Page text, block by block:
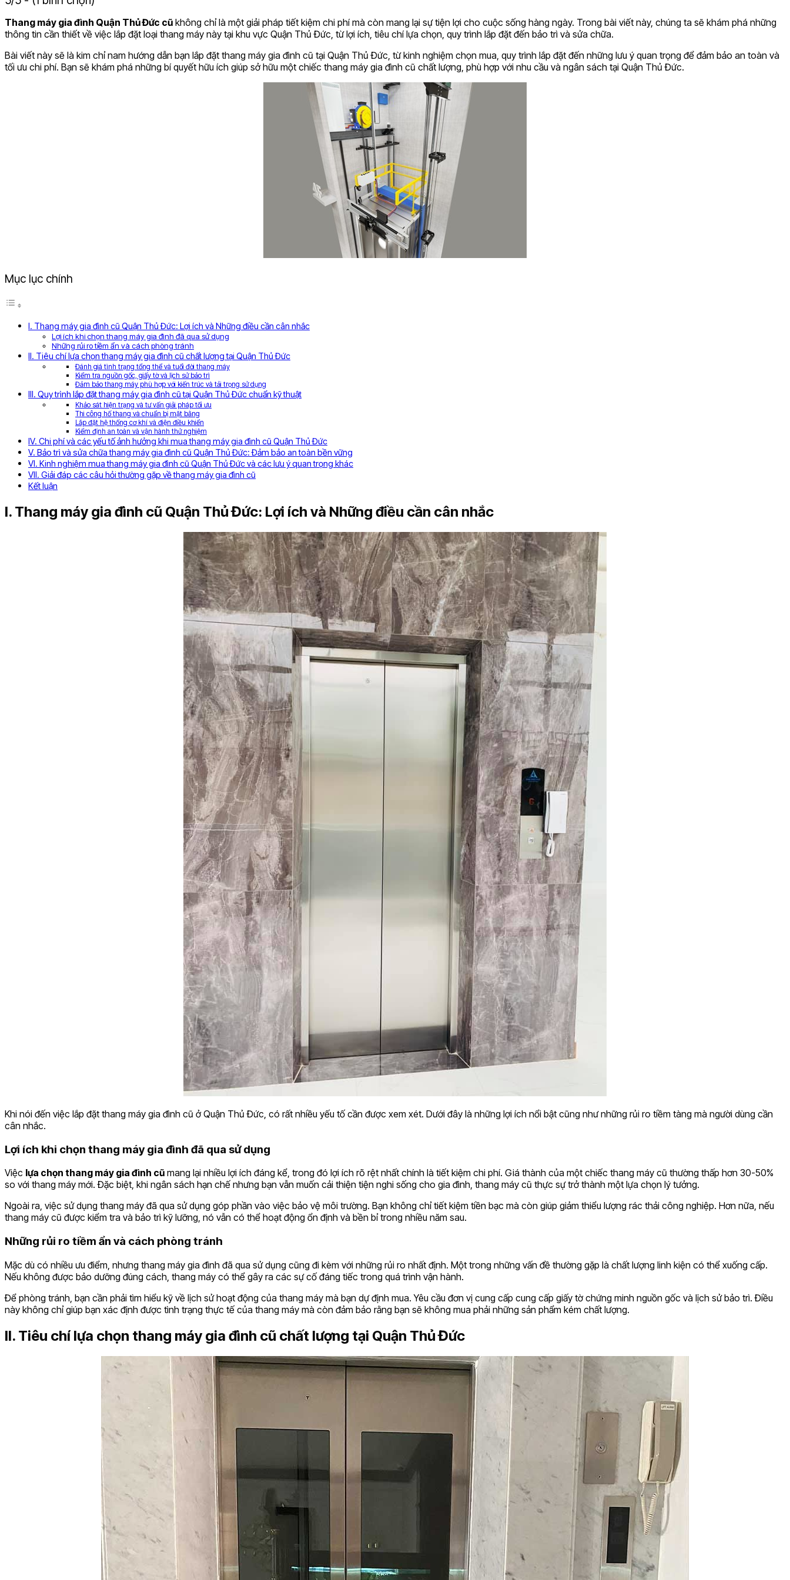
Thang máy gia đình Quận Thủ Đức cũ không chỉ là một giải pháp tiết kiệm chi phí mà còn mang lại sự tiện lợi cho cuộc sống hàng ngày. Trong bài viết này, chúng ta sẽ khám phá những
thông tin cần thiết về việc lắp đặt loại thang máy này tại khu vực Quận Thủ Đức, từ lợi ích, tiêu chí lựa chọn, quy trình lắp đặt đến bảo trì và sửa chữa.
Bài viết này sẽ là kim chỉ nam hướng dẫn bạn lắp đặt thang máy gia đình cũ tại Quận Thủ Đức, từ kinh nghiệm chọn mua, quy trình lắp đặt đến những lưu ý quan trọng để đảm bảo an toàn và
tối ưu chi phí. Bạn sẽ khám phá những bí quyết hữu ích giúp sở hữu một chiếc thang máy gia đình cũ chất lượng, phù hợp với nhu cầu và ngân sách tại Quận Thủ Đức.
Mục lục chính
I. Thang máy gia đình cũ Quận Thủ Đức: Lợi ích và Những điều cần cân nhắc
Lợi ích khi chọn thang máy gia đình đã qua sử dụng
Những rủi ro tiềm ẩn và cách phòng tránh
II. Tiêu chí lựa chọn thang máy gia đình cũ chất lượng tại Quận Thủ Đức
Đánh giá tình trạng tổng thể và tuổi đời thang máy
Kiểm tra nguồn gốc, giấy tờ và lịch sử bảo trì
Đảm bảo thang máy phù hợp với kiến trúc và tải trọng sử dụng
III. Quy trình lắp đặt thang máy gia đình cũ tại Quận Thủ Đức chuẩn kỹ thuật
Khảo sát hiện trạng và tư vấn giải pháp tối ưu
Thi công hố thang và chuẩn bị mặt bằng
Lắp đặt hệ thống cơ khí và điện điều khiển
Kiểm định an toàn và vận hành thử nghiệm
IV. Chi phí và các yếu tố ảnh hưởng khi mua thang máy gia đình cũ Quận Thủ Đức
V. Bảo trì và sửa chữa thang máy gia đình cũ Quận Thủ Đức: Đảm bảo an toàn bền vững
VI. Kinh nghiệm mua thang máy gia đình cũ Quận Thủ Đức và các lưu ý quan trọng khác
VII. Giải đáp các câu hỏi thường gặp về thang máy gia đình cũ
Kết luận
I. Thang máy gia đình cũ Quận Thủ Đức: Lợi ích và Những điều cần cân nhắc
Khi nói đến việc lắp đặt thang máy gia đình cũ ở Quận Thủ Đức, có rất nhiều yếu tố cần được xem xét. Dưới đây là những lợi ích nổi bật cũng như những rủi ro tiềm tàng mà người dùng cần
cân nhắc.
Lợi ích khi chọn thang máy gia đình đã qua sử dụng
Việc lựa chọn thang máy gia đình cũ mang lại nhiều lợi ích đáng kể, trong đó lợi ích rõ rệt nhất chính là tiết kiệm chi phí. Giá thành của một chiếc thang máy cũ thường thấp hơn 30-50%
so với thang máy mới. Đặc biệt, khi ngân sách hạn chế nhưng bạn vẫn muốn cải thiện tiện nghi sống cho gia đình, thang máy cũ thực sự trở thành một lựa chọn lý tưởng.
Ngoài ra, việc sử dụng thang máy đã qua sử dụng góp phần vào việc bảo vệ môi trường. Bạn không chỉ tiết kiệm tiền bạc mà còn giúp giảm thiểu lượng rác thải công nghiệp. Hơn nữa, nếu
thang máy cũ được kiểm tra và bảo trì kỹ lưỡng, nó vẫn có thể hoạt động ổn định và bền bỉ trong nhiều năm sau.
Những rủi ro tiềm ẩn và cách phòng tránh
Mặc dù có nhiều ưu điểm, nhưng thang máy gia đình đã qua sử dụng cũng đi kèm với những rủi ro nhất định. Một trong những vấn đề thường gặp là chất lượng linh kiện có thể xuống cấp.
Nếu không được bảo dưỡng đúng cách, thang máy có thể gây ra các sự cố đáng tiếc trong quá trình vận hành.
Để phòng tránh, bạn cần phải tìm hiểu kỹ về lịch sử hoạt động của thang máy mà bạn dự định mua. Yêu cầu đơn vị cung cấp cung cấp giấy tờ chứng minh nguồn gốc và lịch sử bảo trì. Điều
này không chỉ giúp bạn xác định được tình trạng thực tế của thang máy mà còn đảm bảo rằng bạn sẽ không mua phải những sản phẩm kém chất lượng.
II. Tiêu chí lựa chọn thang máy gia đình cũ chất lượng tại Quận Thủ Đức